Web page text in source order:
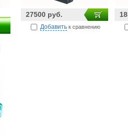
27500 руб.
Добавить к сравнению